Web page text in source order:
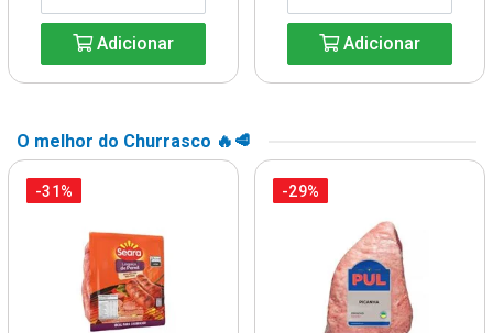
Adicionar Adicionar
O melhor do Churrasco 🔥🥩
-31% -29%